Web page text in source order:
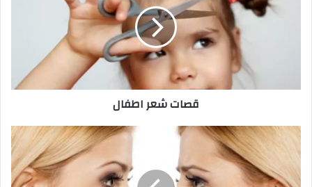
قصات شعر اطفال